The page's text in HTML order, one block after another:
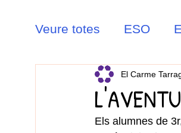
Veure totes ESO
El Carme
Els alumnes de